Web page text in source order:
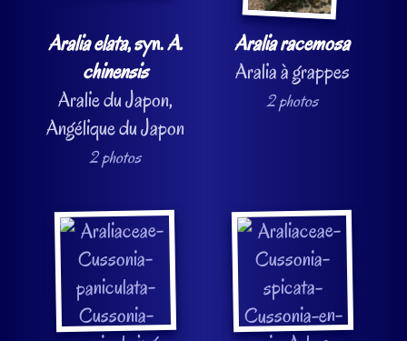
Aralia elata, syn.A.
chinensis
Aralie du Japon,
Angélique du Japon
2 photos
Aralia racemosa
Aralia à grappes
2 photos